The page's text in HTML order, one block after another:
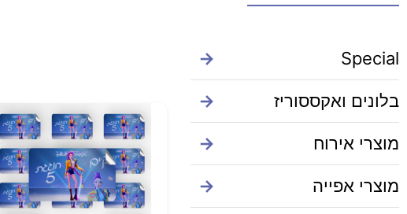
Special
→
בלונים ואקססוריז →
מוצרי אירוח →
מוצרי אפייה →